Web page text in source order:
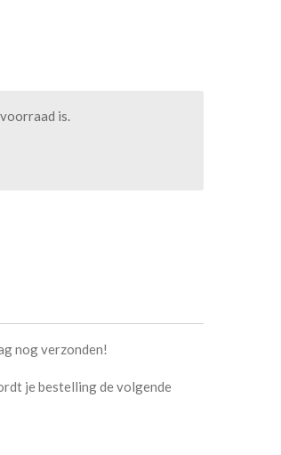
is.
nog verzonden!
je bestelling de volgende